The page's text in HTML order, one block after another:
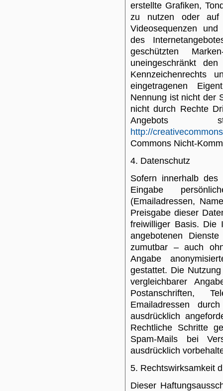
erstellte Grafiken,
zu nutzen oder auf
Videosequenzen
des
geschützten
uneingeschränkt
Kennzeichenrechts
eingetragenen
Nennung ist nicht der
nicht durch Rechte
http://
Commons Nicht-
4. Datenschutz
Sofern innerhalb des
Eingabe
(Emailadressen,
Preisgabe dieser
freiwilliger Basis. Die
angebotenen
zumutbar – auch
Angabe
gestattet. Die
vergleichbarer
Postanschriften,
Emailadressen
ausdrücklich
Rechtliche Schritte
Spam-Mails bei
ausdrücklich
5. Rechtswirksamkeit
Dieser